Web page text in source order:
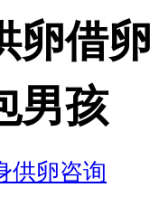
卵借卵
男孩
供卵咨询